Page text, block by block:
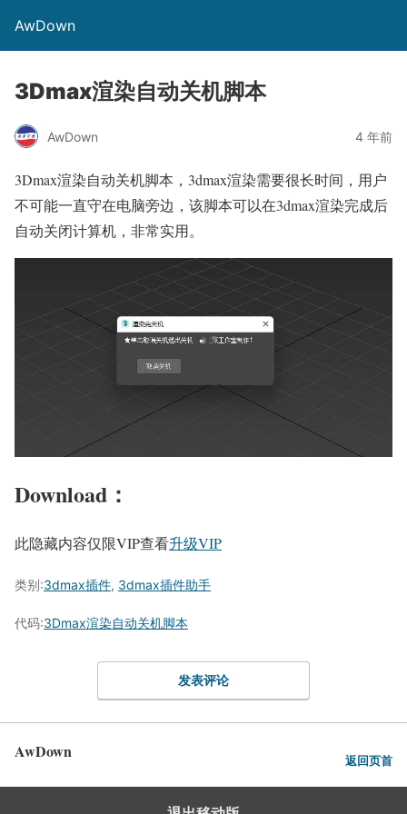
AwDown
3Dmax渲染自动关机脚本
AwDown 4 年前
3Dmax渲染自动关机脚本，3dmax渲染需要很长时间，用户
不可能一直守在电脑旁边，该脚本可以在3dmax渲染完成后
自动关闭计算机，非常实用。
Download：
此隐藏内容仅限VIP查看升级VIP
类别:3dmax插件, 3dmax插件助手
代码:3Dmax渲染自动关机脚本
发表评论
AwDown 返回页首